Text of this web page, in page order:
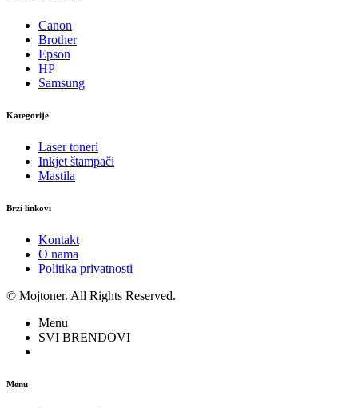
Canon
Brother
Epson
HP
Samsung
Kategorije
Laser toneri
Inkjet štampači
Mastila
Brzi linkovi
Kontakt
O nama
Politika privatnosti
© Mojtoner. All Rights Reserved.
Menu
SVI BRENDOVI
Menu